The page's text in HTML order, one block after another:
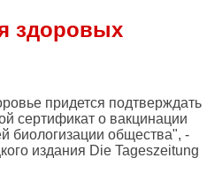
здоровых
придется подтверждать
сертификат о вакцинации
биологизации общества", -
издания Die Tageszeitung